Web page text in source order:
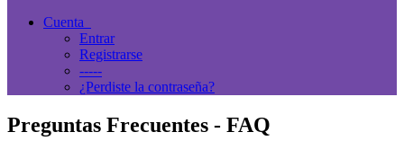
Cuenta
Entrar
Registrarse
-----
¿Perdiste la contraseña?
Preguntas Frecuentes - FAQ